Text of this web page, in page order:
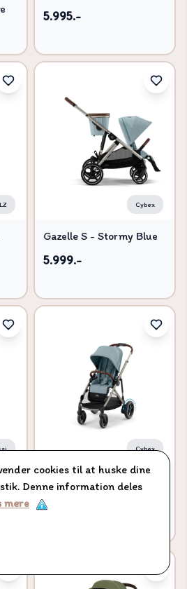
5.995.-
Cybex
Gazelle S - Stormy Blue
5.999.-
Cybex
E-Gazelle S - Stormy
cookies til at huske dine
Denne information deles
mere